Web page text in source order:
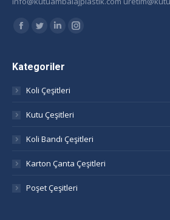
Find us on:
Facebook
opens
new
window
Twitter
opens
new
window
Linkedin
opens
new
window
Instagram
Kategoriler
Koli Çeşitleri
Kutu Çeşitleri
Koli Bandı Çeşitleri
Karton Çanta Çeşitleri
Poşet Çeşitleri